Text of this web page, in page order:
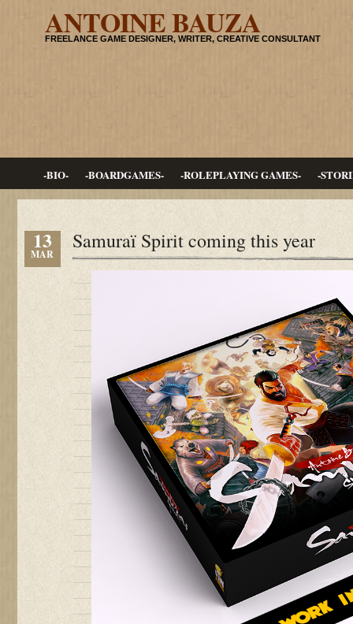
ANTOINE BAUZA
FREELANCE GAME DESIGNER, WRITER, CREATIVE CONSULTANT
-BIO- -BOARDGAMES- -ROLEPLAYING GAMES- -
13
MAR
Samuraï Spirit coming this year